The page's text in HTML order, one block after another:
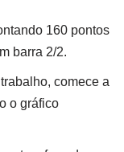
160 pontos
barra 2/2.
comece a
o gráfico